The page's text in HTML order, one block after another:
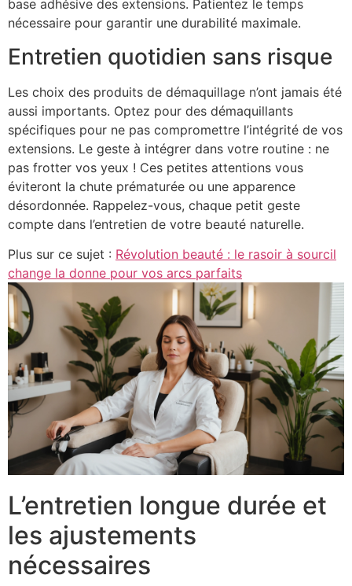
base adhésive des extensions. Patientez le temps
nécessaire pour garantir une durabilité maximale.
Entretien quotidien sans risque
Les choix des produits de démaquillage n’ont jamais été
aussi importants. Optez pour des démaquillants
spécifiques pour ne pas compromettre l’intégrité de vos
extensions. Le geste à intégrer dans votre routine : ne
pas frotter vos yeux ! Ces petites attentions vous
éviteront la chute prématurée ou une apparence
désordonnée. Rappelez-vous, chaque petit geste
compte dans l’entretien de votre beauté naturelle.
Plus sur ce sujet : Révolution beauté : le rasoir à sourcil
change la donne pour vos arcs parfaits
L’entretien longue durée et
les ajustements
nécessaires